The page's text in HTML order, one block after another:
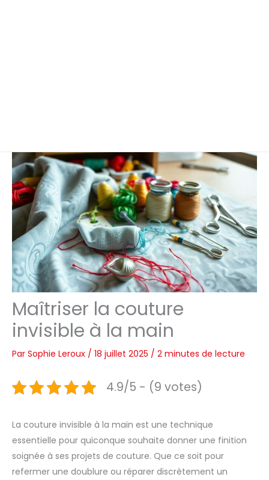
Maîtriser la couture
invisible à la main
Par Sophie Leroux / 18 juillet 2025 / 2 minutes de lecture
4.9/5 - (9 votes)
La couture invisible à la main est une technique
essentielle pour quiconque souhaite donner une finition
soignée à ses projets de couture. Que ce soit pour
refermer une doublure ou réparer discrètement un